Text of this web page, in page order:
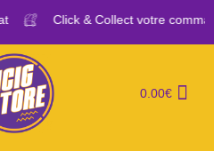
Click & Collect votre
0.00€